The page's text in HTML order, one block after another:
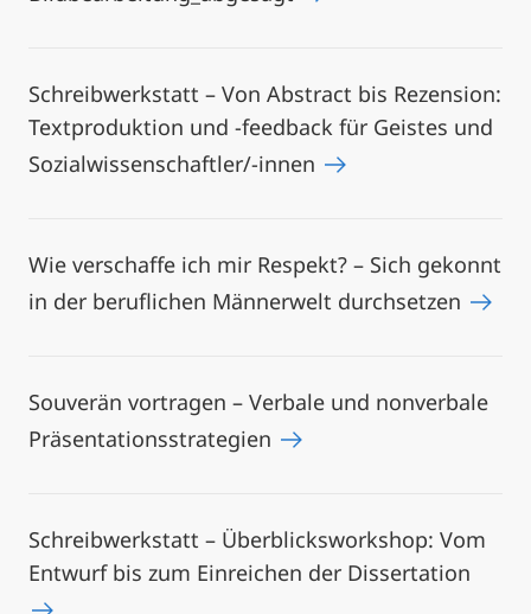
Schreibwerkstatt – Von Abstract bis Rezension:
Textproduktion und -feedback für Geistes und
Sozialwissenschaftler/-innen
Wie verschaffe ich mir Respekt? – Sich gekonnt
in der beruflichen Männerwelt durchsetzen
Souverän vortragen – Verbale und nonverbale
Präsentationsstrategien
Schreibwerkstatt – Überblicksworkshop: Vom
Entwurf bis zum Einreichen der Dissertation